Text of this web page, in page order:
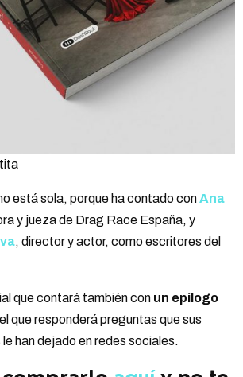
está sola, porque ha contado conAna
y jueza de Drag Race España, y
, director y actor, como escritores del
que contará también con un epílogo
que responderá preguntas que sus
han dejado en redes sociales.